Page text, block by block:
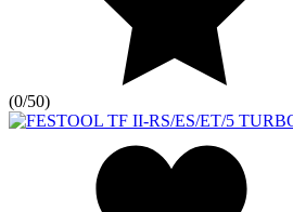
(0/50)